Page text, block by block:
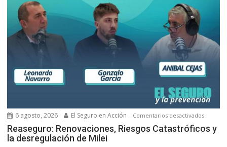
6 agosto, 2026 El Seguro en Acción Comentarios desactivadosen
Reaseguro: Renovaciones, Riesgos Catastróficos y
la desregulación de Milei